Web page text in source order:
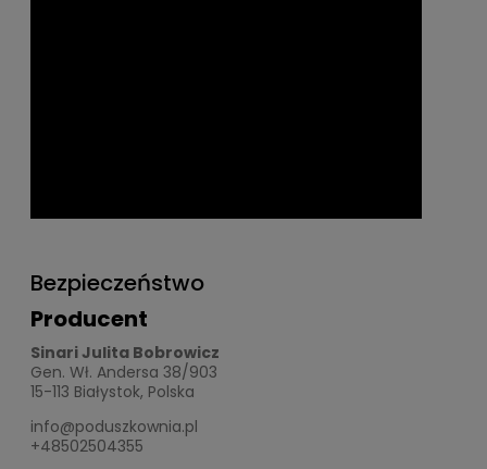
Bezpieczeństwo
Producent
Sinari Julita Bobrowicz
Gen. Wł. Andersa 38/903
15-113 Białystok, Polska
info@poduszkownia.pl
+48502504355